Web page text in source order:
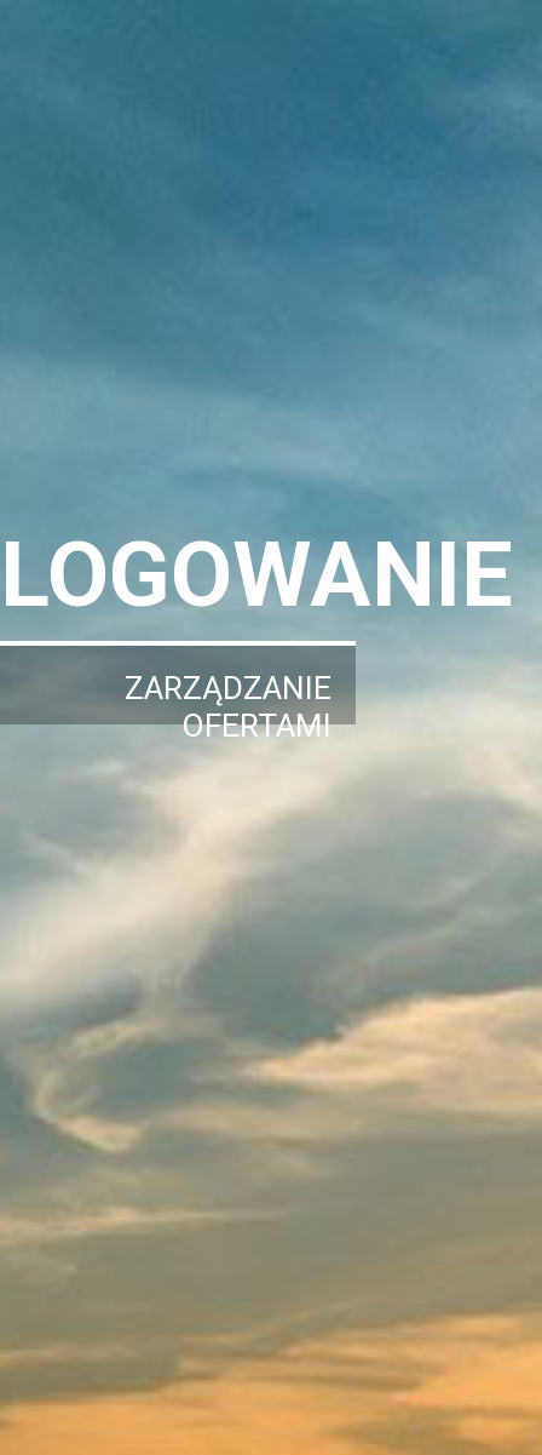
LOGOWANIE
ZARZĄDZANIE
OFERTAMI